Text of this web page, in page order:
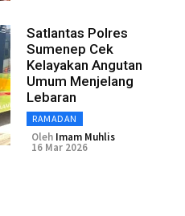
Satlantas Polres
Sumenep Cek
Kelayakan Angutan
Umum Menjelang
Lebaran
RAMADAN
Oleh Imam Muhlis
16 Mar 2026